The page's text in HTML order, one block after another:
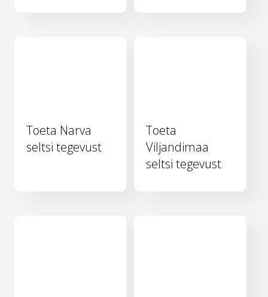
Toeta Narva
seltsi tegevust
Toeta
Viljandimaa
seltsi tegevust